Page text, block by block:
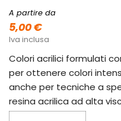
A partire da
5,00 €
Iva inclusa
Colori acrilici formulati
per ottenere colori
anche per tecniche a
resina acrilica ad alta